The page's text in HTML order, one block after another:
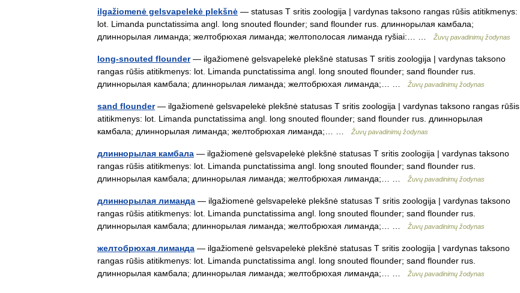
ilgažiomenė gelsvapelekė plekšnė — statusas T sritis zoologija | vardynas taksono rangas rūšis atitikmenys:
lot. Limanda punctatissima angl. long snouted flounder; sand flounder rus. длиннорылая камбала;
длиннорылая лиманда; желтобрюхая лиманда; желтополосая лиманда ryšiai:… …
Žuvų pavadinimų žodynas
long-snouted flounder— ilgažiomenė gelsvapelekė plekšnė statusas T sritis zoologija | vardynas taksono
rangas rūšis atitikmenys: lot. Limanda punctatissima angl. long snouted flounder; sand flounder rus.
длиннорылая камбала; длиннорылая лиманда; желтобрюхая лиманда;… …
Žuvų pavadinimų žodynas
sand flounder— ilgažiomenė gelsvapelekė plekšnė statusas T sritis zoologija | vardynas taksono rangas rūšis
atitikmenys: lot. Limanda punctatissima angl. long snouted flounder; sand flounder rus. длиннорылая
камбала; длиннорылая лиманда; желтобрюхая лиманда;… …
Žuvų pavadinimų žodynas
длиннорылая камбала — ilgažiomenė gelsvapelekė plekšnė statusas T sritis zoologija | vardynas taksono
rangas rūšis atitikmenys: lot. Limanda punctatissima angl. long snouted flounder; sand flounder rus.
длиннорылая камбала; длиннорылая лиманда; желтобрюхая лиманда;… …
Žuvų pavadinimų žodynas
длиннорылая лиманда — ilgažiomenė gelsvapelekė plekšnė statusas T sritis zoologija | vardynas taksono
rangas rūšis atitikmenys: lot. Limanda punctatissima angl. long snouted flounder; sand flounder rus.
длиннорылая камбала; длиннорылая лиманда; желтобрюхая лиманда;… …
Žuvų pavadinimų žodynas
желтобрюхая лиманда — ilgažiomenė gelsvapelekė plekšnė statusas T sritis zoologija | vardynas taksono
rangas rūšis atitikmenys: lot. Limanda punctatissima angl. long snouted flounder; sand flounder rus.
длиннорылая камбала; длиннорылая лиманда; желтобрюхая лиманда;… …
Žuvų pavadinimų žodynas